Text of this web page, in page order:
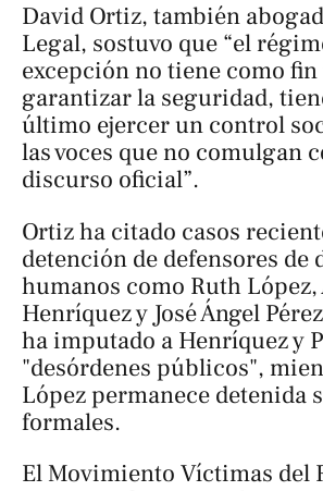
David Ortiz, también
Legal, sostuvo que “el
excepción no tiene como
garantizar la seguridad,
último ejercer un control
las voces que no comulgan
discurso oficial”.
Ortiz ha citado casos
detención de defensores de
humanos como Ruth López,
Henríquez y José Ángel
ha imputado a Henríquez y
"desórdenes públicos",
López permanece detenida
formales.
El Movimiento Víctimas del